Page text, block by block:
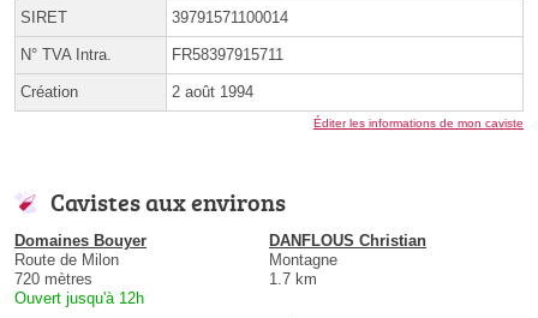
SIRET 39791571100014
N° TVA Intra. FR58397915711
Création 2 août 1994
Éditer les informations de mon caviste
Cavistes aux environs
Domaines Bouyer
Route de Milon
720 mètres
Ouvert jusqu'à 12h
DANFLOUS Christian
Montagne
1.7 km